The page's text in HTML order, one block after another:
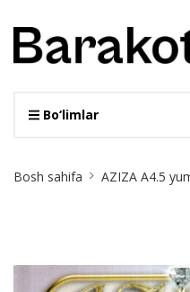
Bo‘limlar
Breadcrumb
Bosh sahifa AZIZA А4.5